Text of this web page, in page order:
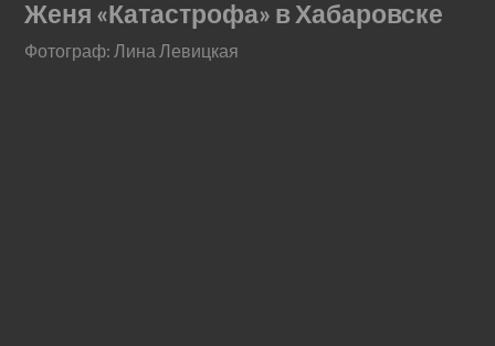
Женя «Катастрофа» в Хабаровске
Фотограф: Лина Левицкая